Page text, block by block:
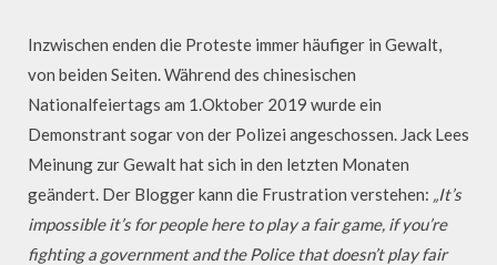
Inzwischen enden die Proteste immer häufiger in Gewalt,
von beiden Seiten. Während des chinesischen
Nationalfeiertags am 1.Oktober 2019 wurde ein
Demonstrant sogar von der Polizei angeschossen. Jack Lees
Meinung zur Gewalt hat sich in den letzten Monaten
geändert. Der Blogger kann die Frustration verstehen:
„It’s
impossible it’s for people here to play a fair game, if you’re
fighting a government and the Police that doesn’t play fair